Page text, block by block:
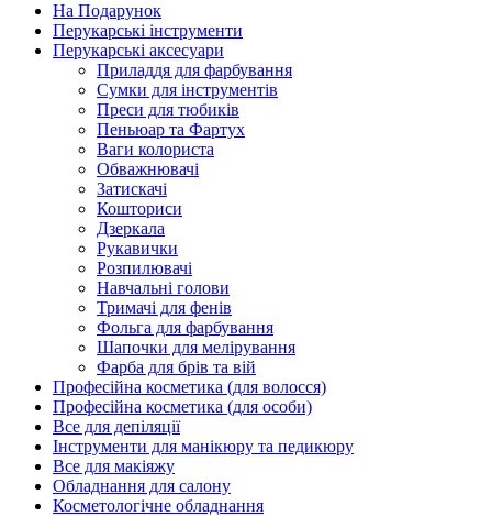
На Подарунок
Перукарські інструменти
Перукарські аксесуари
Приладдя для фарбування
Сумки для інструментів
Преси для тюбиків
Пеньюар та Фартух
Ваги колориста
Обважнювачі
Затискачі
Кошториси
Дзеркала
Рукавички
Розпилювачі
Навчальні голови
Тримачі для фенів
Фольга для фарбування
Шапочки для мелірування
Фарба для брів та вій
Професійна косметика (для волосся)
Професійна косметика (для особи)
Все для депіляції
Інструменти для манікюру та педикюру
Все для макіяжу
Обладнання для салону
Косметологічне обладнання